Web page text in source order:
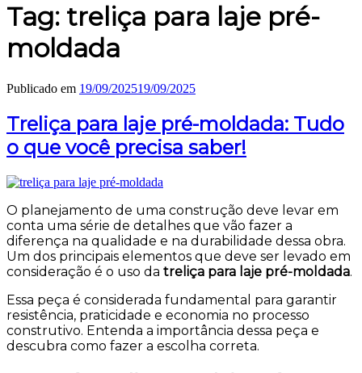
Tag: treliça para laje pré-
moldada
Publicado em 19/09/202519/09/2025
Treliça para laje pré-moldada: Tudo
o que você precisa saber!
O planejamento de uma construção deve levar em
conta uma série de detalhes que vão fazer a
diferença na qualidade e na durabilidade dessa obra.
Um dos principais elementos que deve ser levado em
consideração é o uso da treliça para laje pré-moldada.
Essa peça é considerada fundamental para garantir
resistência, praticidade e economia no processo
construtivo. Entenda a importância dessa peça e
descubra como fazer a escolha correta.